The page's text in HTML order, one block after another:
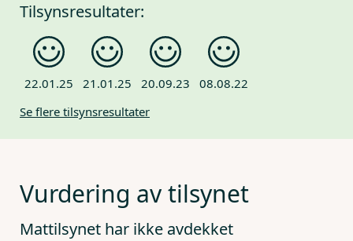
Tilsynsresultater:
22.01.25 21.01.25 20.09.23
08.08.22
Se flere tilsynsresultater
Vurdering av tilsynet
Mattilsynet har ikke avdekket